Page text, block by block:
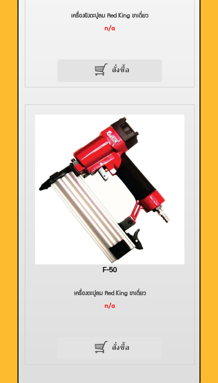
เครื่องยิงตะปูลม Red King ขาเดี่ยว
n/a
สั่งซื้อ
F-50
เครื่องตะปูลม Red King ขาเดี่ยว
n/a
สั่งซื้อ